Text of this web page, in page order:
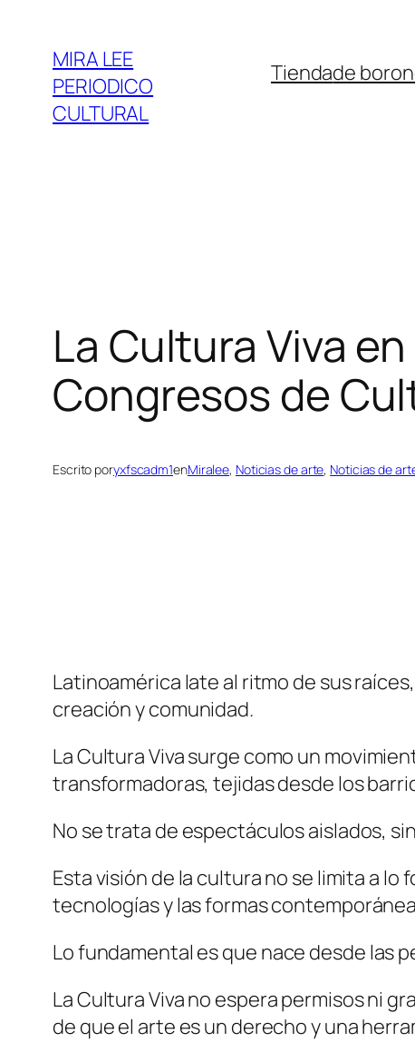
contenido
MIRA LEE
PERIODICO
CULTURAL
Tiendade
La Cultura Viva
Congresos de
Escrito poryxfscadm1enMiralee, Noticias de arte, Noticias de
Latinoamérica late al ritmo de sus
creación y comunidad.
La Cultura Viva surge como un
transformadoras, tejidas desde los
No se trata de espectáculos aislados,
Esta visión de la cultura no se limita a
tecnologías y las formas
Lo fundamental es que nace desde las
La Cultura Viva no espera permisos ni
de que el arte es un derecho y una